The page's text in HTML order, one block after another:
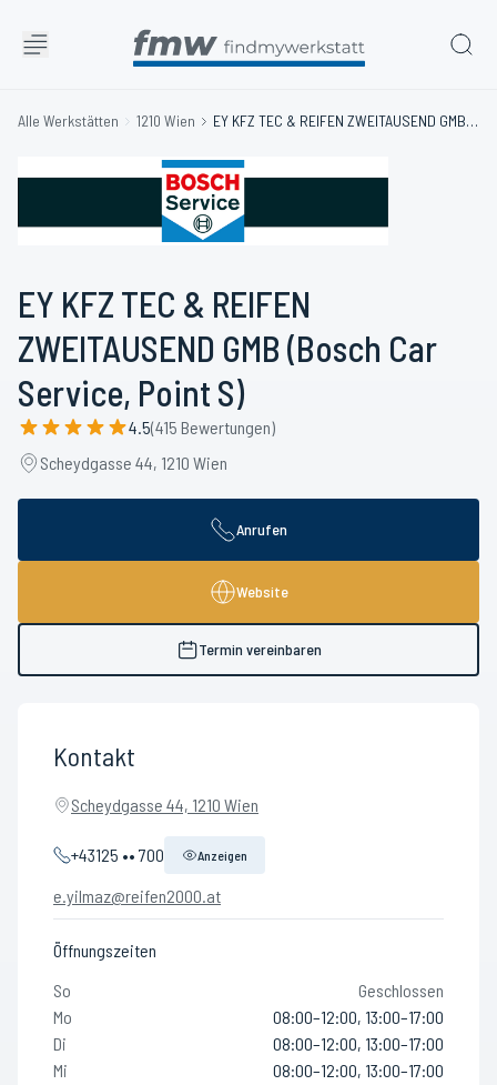
Alle Werkstätten 1210 Wien EY KFZ TEC & REIFEN ZWEITAUSEND GMB (Bosch Car Service, Point S)
EY KFZ TEC & REIFEN
ZWEITAUSEND GMB (Bosch Car
Service, Point S)
4.5(415 Bewertungen)
Scheydgasse 44, 1210 Wien
Anrufen
Website
Termin vereinbaren
Kontakt
Scheydgasse 44, 1210 Wien
+43125 •• 700 Anzeigen
e.yilmaz@reifen2000.at
Öffnungszeiten
So
Geschlossen
Mo
08:00–12:00, 13:00–17:00
Di
08:00–12:00, 13:00–17:00
Mi
08:00–12:00, 13:00–17:00